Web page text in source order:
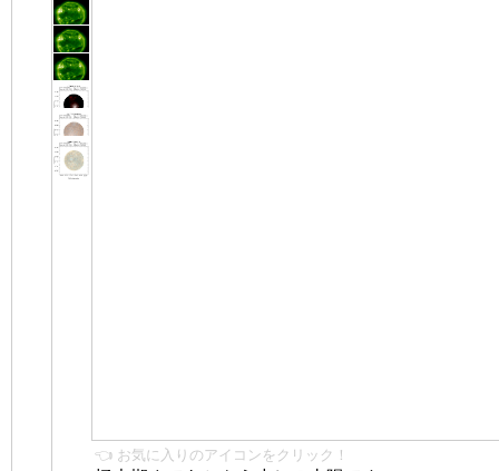
👈 お気に入りのアイコンをクリック！